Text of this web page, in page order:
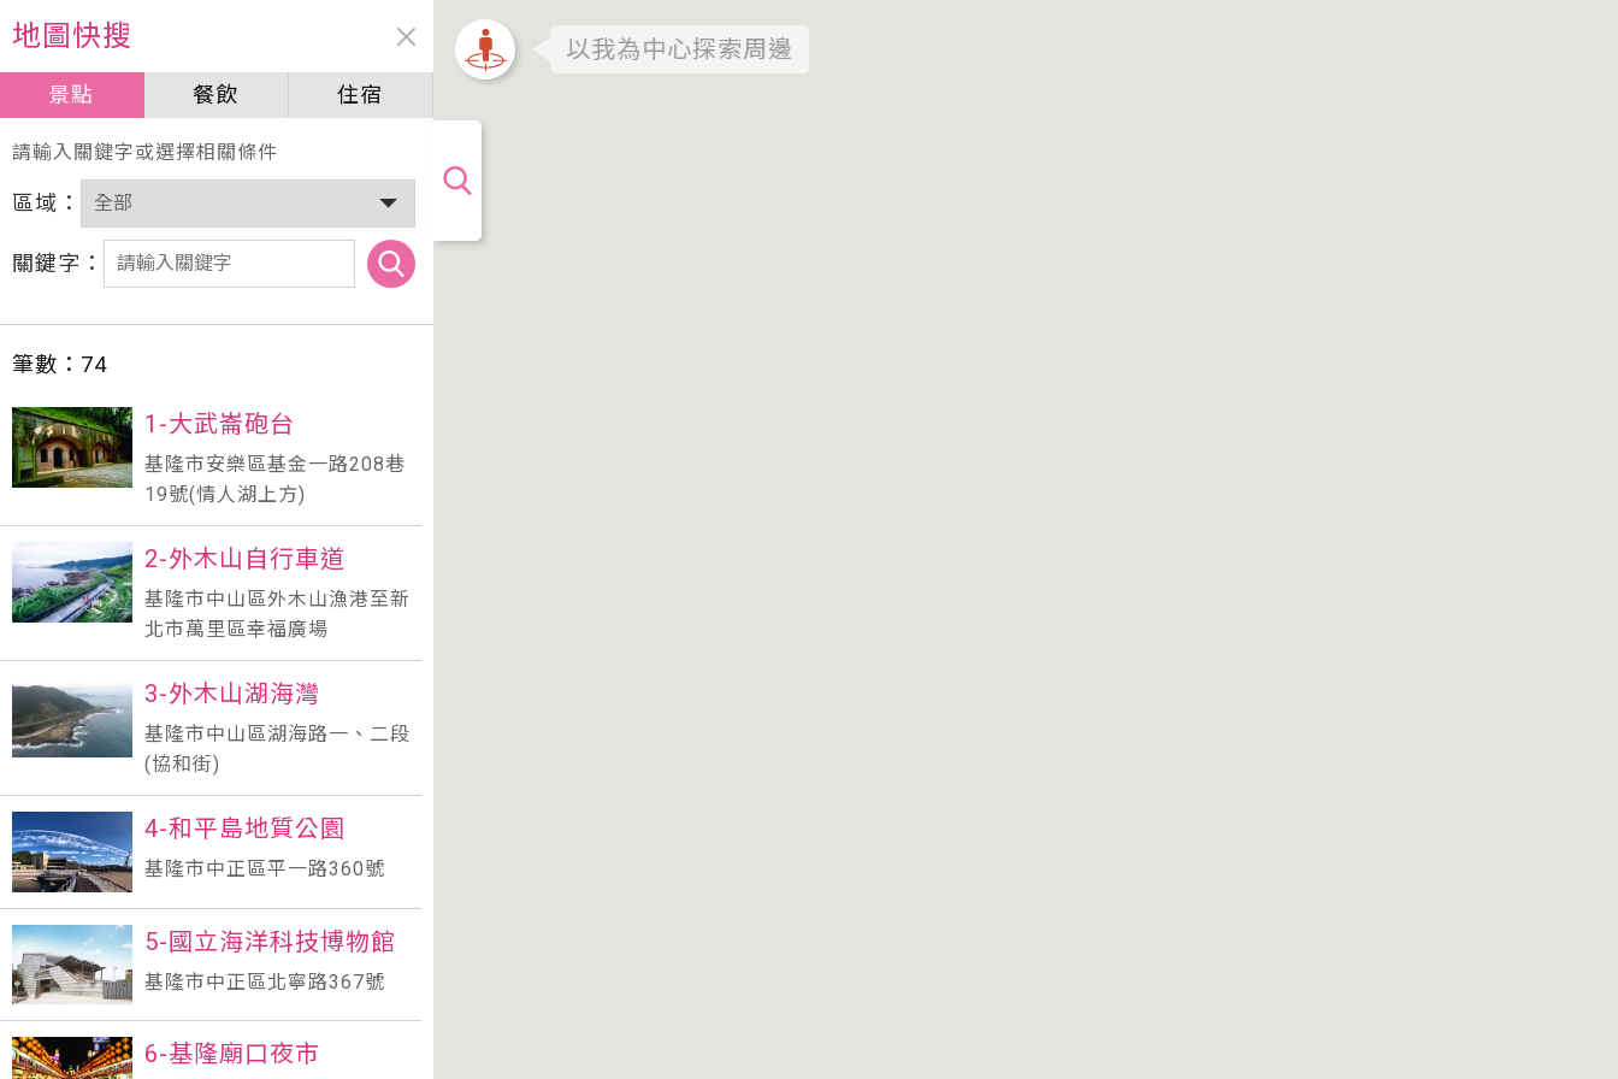
以我為中心探索周邊
地圖快搜
景點 餐飲 住宿
請輸入關鍵字或選擇相關條件
區域：
關鍵字：
筆數： 74
1-大武崙砲台
基隆市安樂區基金一路208巷
19號(情人湖上方)
2-外木山自行車道
基隆市中山區外木山漁港至新
北市萬里區幸福廣場
3-外木山湖海灣
基隆市中山區湖海路一、二段
(協和街)
4-和平島地質公園
基隆市中正區平一路360號
5-國立海洋科技博物館
基隆市中正區北寧路367號
6-基隆廟口夜市